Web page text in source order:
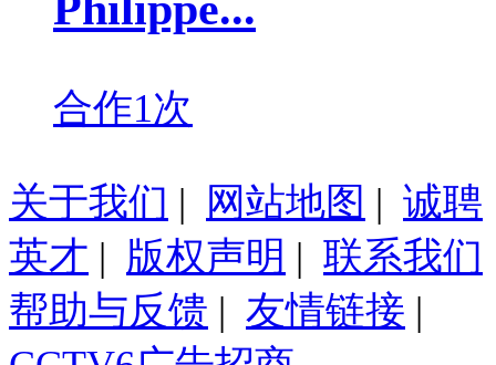
合作1次
关于我们 | 网站地图 | 诚聘
英才 | 版权声明 | 联系我们
帮助与反馈 | 友情链接 |